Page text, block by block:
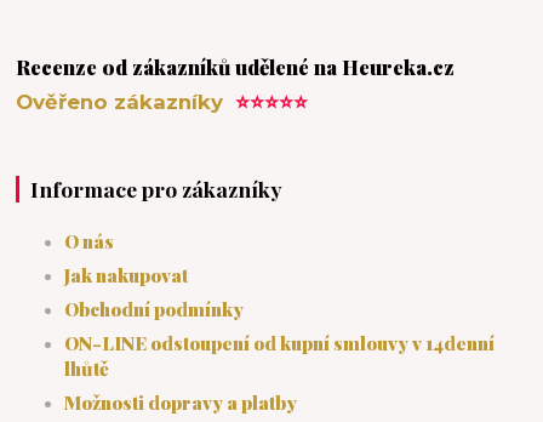
Recenze od zákazníků udělené na Heureka.cz
Ověřeno zákazníky⭐⭐⭐⭐⭐
Informace pro zákazníky
O nás
Jak nakupovat
Obchodní podmínky
ON-LINE odstoupení od kupní smlouvy v 14denní
lhůtě
Možnosti dopravy a platby